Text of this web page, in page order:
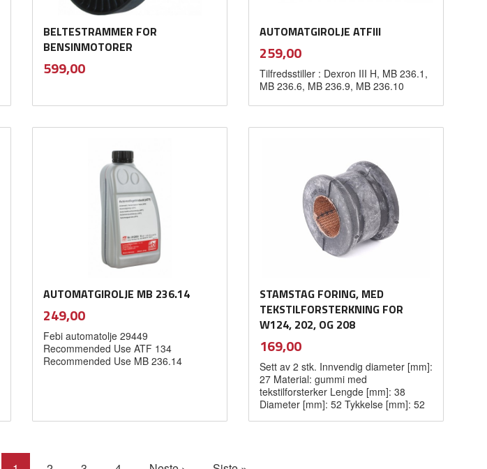
BELTESTRAMMER FOR
BENSINMOTORER
Pris
599,00mva.
AUTOMATGIROLJE ATFIII
Pris
259,00mva.
Tilfredsstiller : Dexron III H, MB 236.1,
MB 236.6, MB 236.9, MB 236.10
AUTOMATGIROLJE MB 236.14
Pris
249,00mva.
Febi automatolje 29449
Recommended Use ATF 134
Recommended Use MB 236.14
STAMSTAG FORING, MED
TEKSTILFORSTERKNING FOR
W124, 202, OG 208
Pris
169,00mva.
Sett av 2 stk. Innvendig diameter [mm]:
27 Material: gummi med
tekstilforsterker Lengde [mm]: 38
Diameter [mm]: 52 Tykkelse [mm]: 52